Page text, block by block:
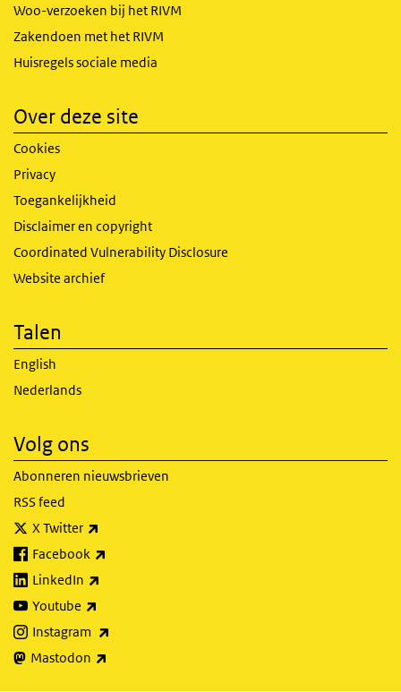
Woo-verzoeken bij het RIVM
Zakendoen met het RIVM
Huisregels sociale media
Over deze site
Cookies
Privacy
Toegankelijkheid
Disclaimer en copyright
Coordinated Vulnerability Disclosure
Website archief
Talen
English
Nederlands
Volg ons
Abonneren nieuwsbrieven
RSS feed
X Twitter
Facebook
LinkedIn
Youtube
Instagram
Mastodon